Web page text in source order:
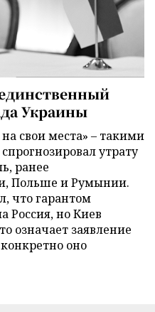
Украины
свои места» – такими
утрату
ранее
Польше и Румынии.
что гарантом
Россия, но Киев
означает заявление
оно